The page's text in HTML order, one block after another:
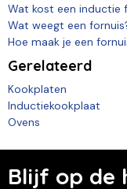
Wat kost een inductie
Wat weegt een
Hoe maak je een
Gerelateerd
Kookplaten
Inductiekookplaat
Ovens
Blijf op de